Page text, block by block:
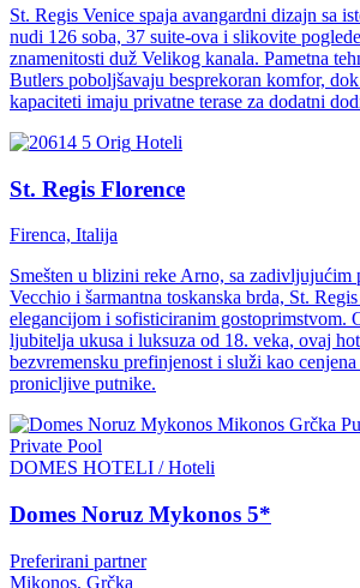
St. Regis Venice spaja avangardni dizajn sa
nudi 126 soba, 37 suite-ova i slikovite
znamenitosti duž Velikog kanala. Pametna
Butlers poboljšavaju besprekoran komfor,
kapaciteti imaju privatne terase za dodatni
Hoteli
St. Regis Florence
Firenca, Italija
Smešten u blizini reke Arno, sa zadivljujućim
Vecchio i šarmantna toskanska brda, St.
elegancijom i sofisticiranim gostoprimstvom.
ljubitelja ukusa i luksuza od 18. veka, ovaj
bezvremensku prefinjenost i služi kao cenjena
pronicljive putnike.
DOMES HOTELI / Hoteli
Domes Noruz Mykonos 5*
Preferirani partner
Mikonos, Grčka